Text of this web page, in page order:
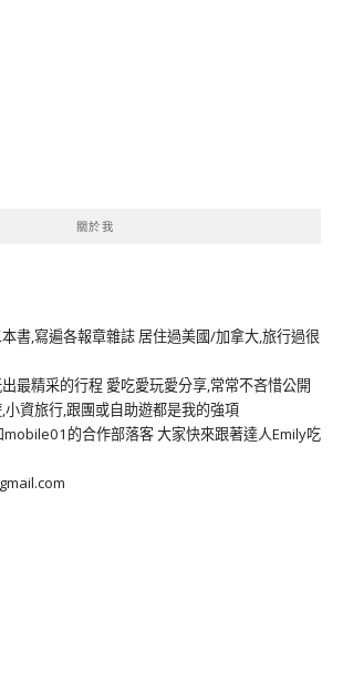
關於我
書,寫遍各報章雜誌 居住過美國/加拿大,旅行過很
最精采的行程 愛吃愛玩愛分享,常常不吝惜公開
小資旅行,跟團或自助遊都是我的強項
的合作部落客 大家快來跟著達人Emily吃